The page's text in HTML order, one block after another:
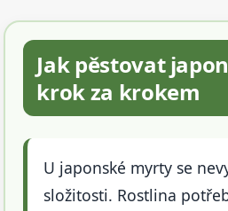
Jak pěstovat
krok za krokem
U japonské myrty se
složitosti. Rostlina